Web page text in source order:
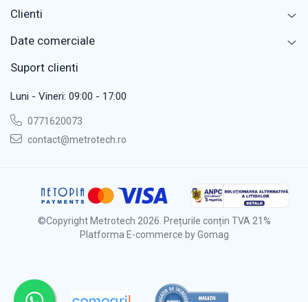
Clienti
Date comerciale
Suport clienti
Luni - Vineri: 09:00 - 17:00
0771620073
contact@metrotech.ro
©Copyright Metrotech 2026. Prețurile conțin TVA 21%
Platforma E-commerce by Gomag